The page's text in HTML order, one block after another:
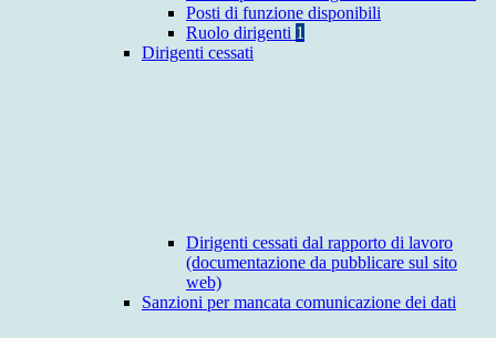
Posti di funzione disponibili
Ruolo dirigenti 1
Dirigenti cessati
Dirigenti cessati dal rapporto di lavoro
(documentazione da pubblicare sul sito
web)
Sanzioni per mancata comunicazione dei dati